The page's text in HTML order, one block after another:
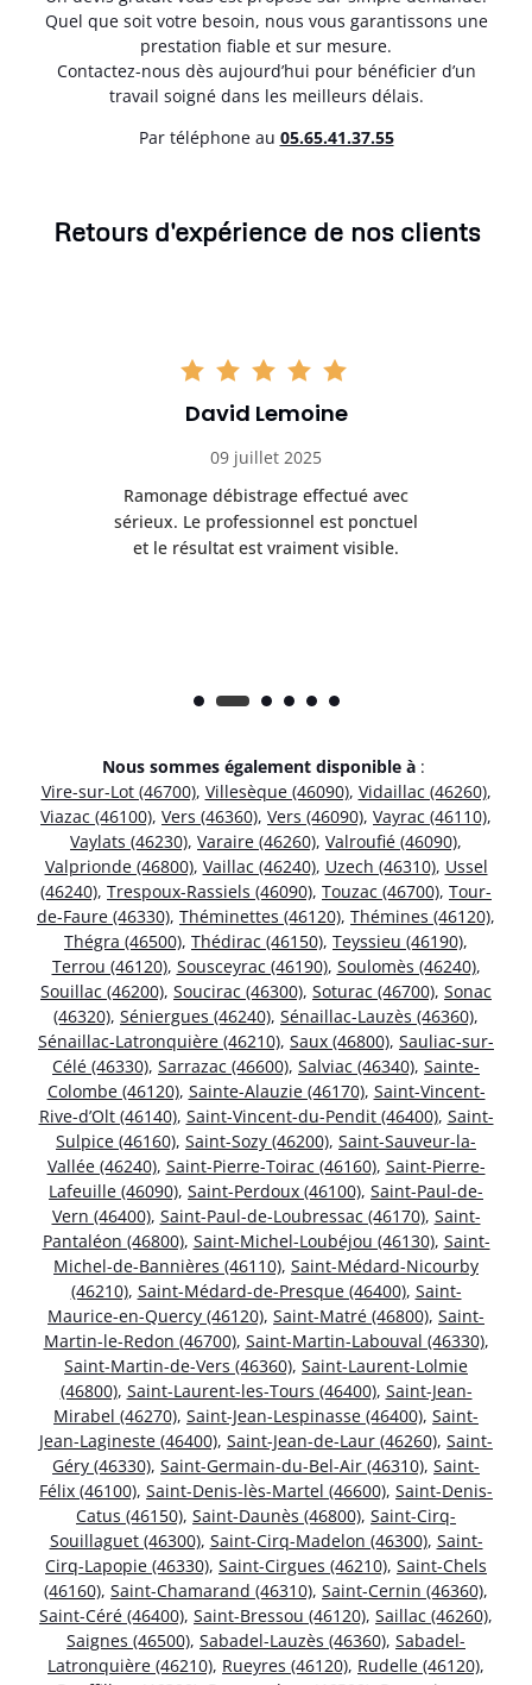
Quel que soit votre besoin, nous vous garantissons une
prestation fiable et sur mesure.
Contactez-nous dès aujourd’hui pour bénéficier d’un
travail soigné dans les meilleurs délais.
Par téléphone au 05.65.41.37.55
Retours d'expérience de nos clients
David Lemoine
09 juillet 2025
Ramonage débistrage effectué avec
sérieux. Le professionnel est ponctuel
et le résultat est vraiment visible.
Nous sommes également disponible à :
Vire-sur-Lot (46700), Villesèque (46090), Vidaillac (46260),
Viazac (46100), Vers (46360), Vers (46090), Vayrac (46110),
Vaylats (46230), Varaire (46260), Valroufié (46090),
Valprionde (46800), Vaillac (46240), Uzech (46310), Ussel
(46240), Trespoux-Rassiels (46090), Touzac (46700), Tour-
de-Faure (46330), Théminettes (46120), Thémines (46120),
Thégra (46500), Thédirac (46150), Teyssieu (46190),
Terrou (46120), Sousceyrac (46190), Soulomès (46240),
Souillac (46200), Soucirac (46300), Soturac (46700), Sonac
(46320), Séniergues (46240), Sénaillac-Lauzès (46360),
Sénaillac-Latronquière (46210), Saux (46800), Sauliac-sur-
Célé (46330), Sarrazac (46600), Salviac (46340), Sainte-
Colombe (46120), Sainte-Alauzie (46170), Saint-Vincent-
Rive-d’Olt (46140), Saint-Vincent-du-Pendit (46400), Saint-
Sulpice (46160), Saint-Sozy (46200), Saint-Sauveur-la-
Vallée (46240), Saint-Pierre-Toirac (46160), Saint-Pierre-
Lafeuille (46090), Saint-Perdoux (46100), Saint-Paul-de-
Vern (46400), Saint-Paul-de-Loubressac (46170), Saint-
Pantaléon (46800), Saint-Michel-Loubéjou (46130), Saint-
Michel-de-Bannières (46110), Saint-Médard-Nicourby
(46210), Saint-Médard-de-Presque (46400), Saint-
Maurice-en-Quercy (46120), Saint-Matré (46800), Saint-
Martin-le-Redon (46700), Saint-Martin-Labouval (46330),
Saint-Martin-de-Vers (46360), Saint-Laurent-Lolmie
(46800), Saint-Laurent-les-Tours (46400), Saint-Jean-
Mirabel (46270), Saint-Jean-Lespinasse (46400), Saint-
Jean-Lagineste (46400), Saint-Jean-de-Laur (46260), Saint-
Géry (46330), Saint-Germain-du-Bel-Air (46310), Saint-
Félix (46100), Saint-Denis-lès-Martel (46600), Saint-Denis-
Catus (46150), Saint-Daunès (46800), Saint-Cirq-
Souillaguet (46300), Saint-Cirq-Madelon (46300), Saint-
Cirq-Lapopie (46330), Saint-Cirgues (46210), Saint-Chels
(46160), Saint-Chamarand (46310), Saint-Cernin (46360),
Saint-Céré (46400), Saint-Bressou (46120), Saillac (46260),
Saignes (46500), Sabadel-Lauzès (46360), Sabadel-
Latronquière (46210), Rueyres (46120), Rudelle (46120),